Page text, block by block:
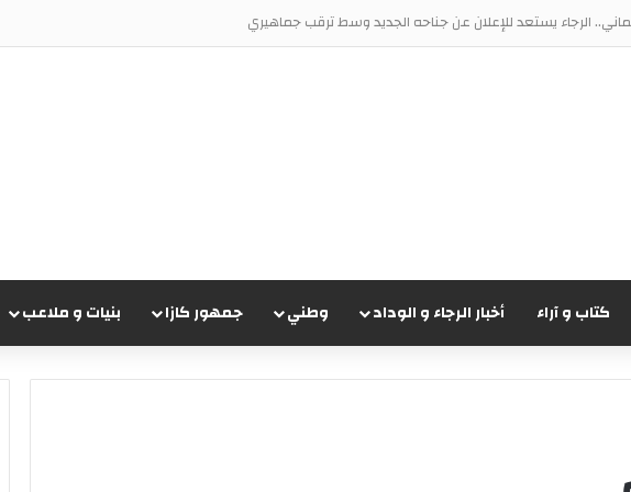
الوداد يترقب الضوء الأخضر لحسم صفقة أشرف داري
كتاب و آراء أخبار الرجاء و الوداد وطني جمهور كازا بنيات و ملاعب